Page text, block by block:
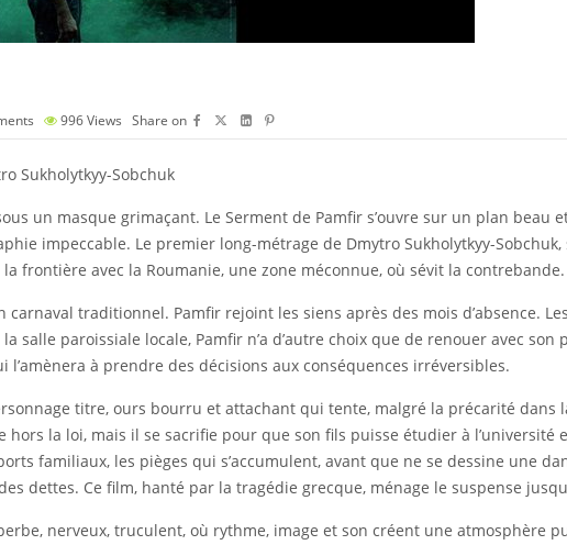
996Views Share on
Sukholytkyy-Sobchuk
un masque grimaçant. Le Serment de Pamfir s’ouvre sur un plan beau
impeccable. Le premier long-métrage de Dmytro Sukholytkyy-
la frontière avec la Roumanie, une zone méconnue, où sévit la contrebande.
carnaval traditionnel. Pamfir rejoint les siens après des mois d’absence.
salle paroissiale locale, Pamfir n’a d’autre choix que de renouer avec
à prendre des décisions aux conséquences irréversibles.
titre, ours bourru et attachant qui tente, malgré la précarité
hors la loi, mais il se sacrifie pour que son fils puisse étudier à l’université
familiaux, les pièges qui s’accumulent, avant que ne se dessine une
dettes. Ce film, hanté par la tragédie grecque, ménage le suspense
nerveux, truculent, où rythme, image et son créent une atmosphère